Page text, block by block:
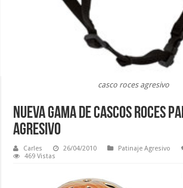
casco roces agresivo
Nueva gama de cascos Roces
agresivo
Carles 26/04/2010 Patinaje Agresivo
469 Vistas